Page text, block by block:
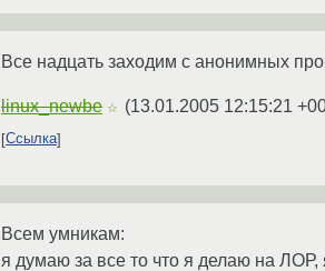
Все надцать заходим с анонимных
linux_newbe ☆ (13.01.2005 12:15:21
Ссылка
Всем умникам:
я думаю за все то что я делаю на ЛОР,